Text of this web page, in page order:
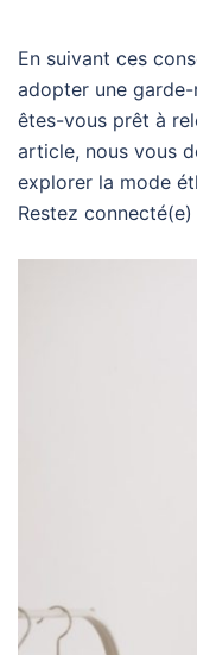
En suivant ces
adopter une
êtes-vous prêt à
article, nous vous
explorer la mode
Restez connecté(e)